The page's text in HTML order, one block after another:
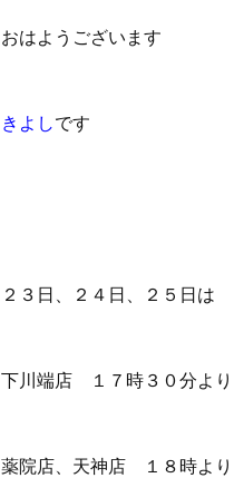
おはようございます
きよしです
２３日、２４日、２５日は
下川端店 １７時３０分より
薬院店、天神店 １８時より